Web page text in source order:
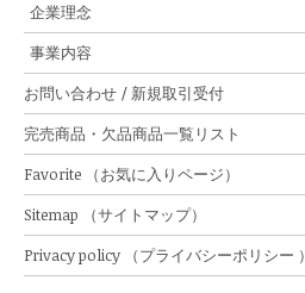
企業理念
事業内容
お問い合わせ / 新規取引受付
完売商品・欠品商品一覧リスト
Favorite （お気に入りページ）
Sitemap （サイトマップ）
Privacy policy （プライバシーポリシー ）